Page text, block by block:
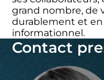
grand nombre, de
durablement et en
informationnel.
Contact